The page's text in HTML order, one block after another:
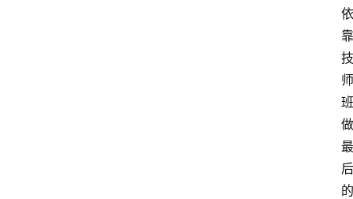
依
靠
技
师
班
做
最
后
的